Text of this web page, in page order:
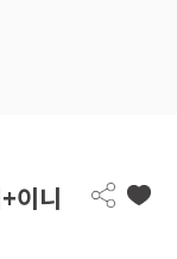
이니